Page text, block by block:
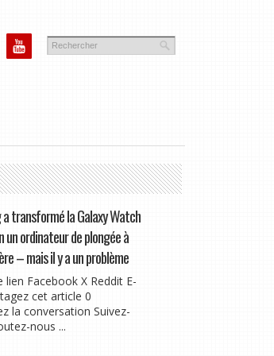
a transformé la Galaxy Watch
un ordinateur de plongée à
– mais il y a un problème
lien Facebook X Reddit E-
cet article 0
la conversation Suivez-
nous ...